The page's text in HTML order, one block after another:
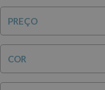
PREÇO
COR